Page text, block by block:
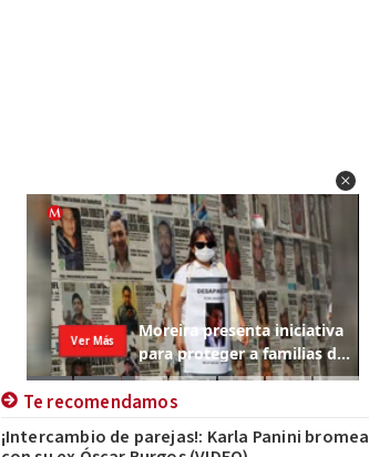
Te recomendamos
¡Intercambio de parejas!: Karla Panini bromea